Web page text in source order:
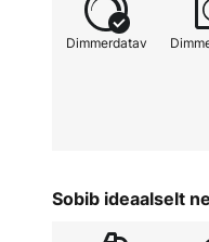
Dimmerdatav
Sobib ideaalselt